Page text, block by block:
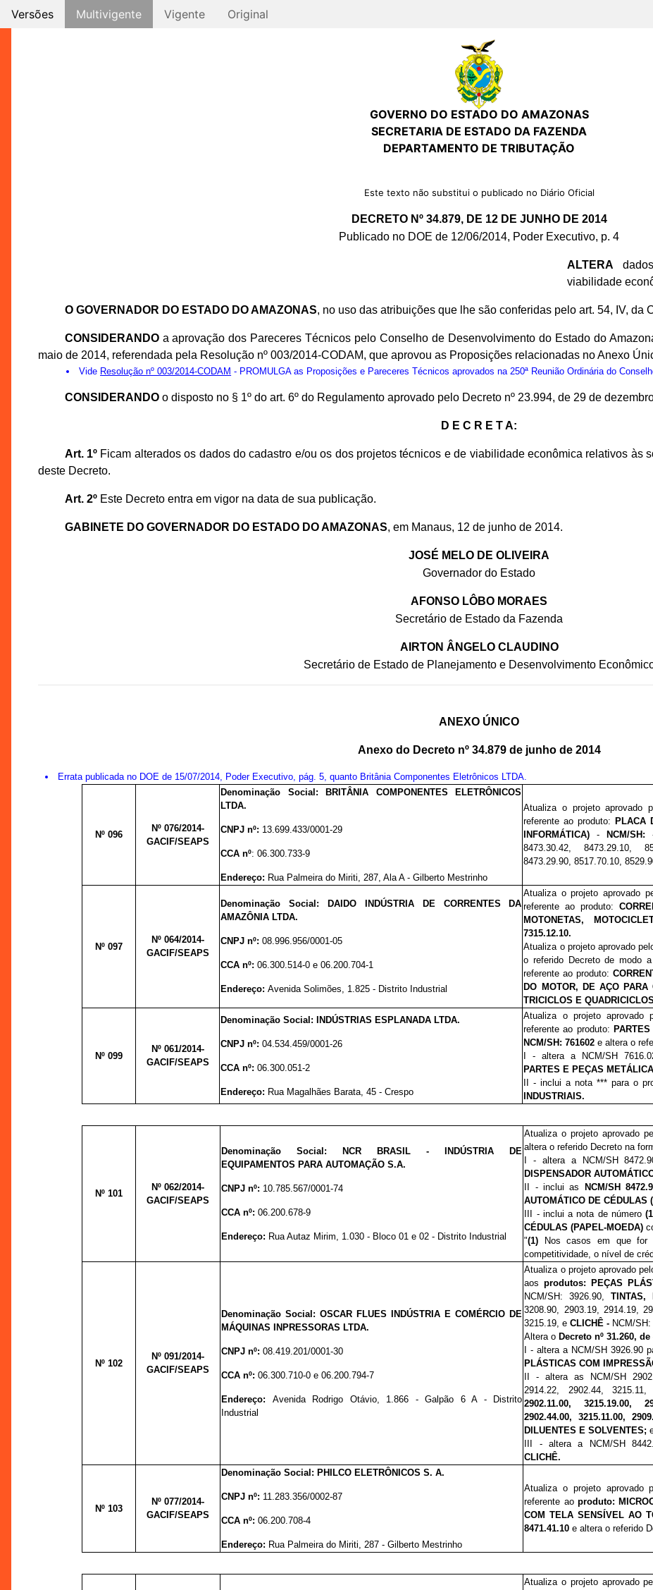
Versões Multivigente Vigente Original
GOVERNO DO ESTADO DO AMAZONAS
SECRETARIA DE ESTADO DA FAZENDA
DEPARTAMENTO DE TRIBUTAÇÃO
Este texto não substitui o publicado no Diário Oficial
DECRETO Nº 34.879, DE 12 DE JUNHO DE 2014
Publicado no DOE de 12/06/2014, Poder Executivo, p. 4
ALTERA
viabilidade
O GOVERNADOR DO ESTADO DO AMAZONAS, no uso das atribuições que lhe são conferidas pelo art. 54, IV, da
CONSIDERANDOa aprovação dos Pareceres Técnicos pelo Conselho de Desenvolvimento do Estado do
maio de 2014, referendada pela Resolução nº 003/2014-CODAM, que aprovou as Proposições relacionadas no Anexo
Vide Resolução nº 003/2014-CODAM - PROMULGA as Proposições e Pareceres Técnicos aprovados na 250ª Reunião Ordinária do
CONSIDERANDOo disposto no § 1º do art. 6º do Regulamento aprovado pelo Decreto nº 23.994, de 29 de
D E C R E T A:
Art. 1ºFicam alterados os dados do cadastro e/ou os dos projetos técnicos e de viabilidade econômica relativos às
deste Decreto.
Art. 2ºEste Decreto entra em vigor na data de sua publicação.
GABINETE DO GOVERNADOR DO ESTADO DO AMAZONAS, em Manaus, 12 de junho de 2014.
JOSÉ MELO DE OLIVEIRA
Governador do Estado
AFONSO LÔBO MORAES
Secretário de Estado da Fazenda
AIRTON ÂNGELO CLAUDINO
Secretário de Estado de Planejamento e Desenvolvimento
ANEXO ÚNICO
Anexo do Decreto nº 34.879 de junho de 2014
Errata publicada no DOE de 15/07/2014, Poder Executivo, pág. 5, quanto Britânia Componentes Eletrônicos LTDA.
Nº 096
Nº 076/2014-
GACIF/SEAPS
Denominação Social:
BRITÂNIA COMPONENTES ELETRÔNICOS
LTDA.
CNPJ nº: 13.699.433/0001-29
CCA nº:06.300.733-9
Endereço: Rua Palmeira do Miriti, 287, Ala A - Gilberto Mestrinho
Atualiza o projeto aprovado
referente ao produto: PLACA
INFORMÁTICA) - NCM/SH:
8473.30.42, 8473.29.10,
8473.29.90, 8517.70.10,
Nº 097
Nº 064/2014-
GACIF/SEAPS
Denominação Social:
DAIDO INDÚSTRIA DE CORRENTES DA
AMAZÔNIA LTDA.
CNPJ nº:08.996.956/0001-05
CCA nº:06.300.514-0 e 06.200.704-1
Endereço:Avenida Solimões, 1.825 - Distrito Industrial
Atualiza o projeto aprovado
referente ao produto:
MOTONETAS,
7315.12.10.
Atualiza o projeto aprovado
o referido Decreto de modo
referente ao produto:
DO MOTOR, DE AÇO PARA
TRICICLOS E
Nº 099
Nº 061/2014-
GACIF/SEAPS
Denominação Social: INDÚSTRIAS ESPLANADA LTDA.
CNPJ nº:04.534.459/0001-26
CCA nº:06.300.051-2
Endereço: Rua Magalhães Barata, 45 - Crespo
Atualiza o projeto aprovado
referente ao produto:
NCM/SH: 761602e altera o
I - altera a NCM/SH
PARTES E PEÇAS
II - inclui a nota *** para o
INDUSTRIAIS.
Nº 101
Nº062/2014-
GACIF/SEAPS
Denominação Social:
NCR BRASIL - INDÚSTRIA DE
EQUIPAMENTOS PARA AUTOMAÇÃO S.A.
CNPJ nº: 10.785.567/0001-74
CCA nº:06.200.678-9
Endereço: Rua Autaz Mirim, 1.030 - Bloco 01 e 02 - Distrito Industrial
Atualiza o projeto aprovado
altera o referido Decreto na
I - altera a NCM/SH
DISPENSADOR
II - inclui as
NCM/SH
AUTOMÁTICO DE CÉDULAS
III - inclui a nota de número
CÉDULAS (PAPEL-MOEDA)
"(1) Nos casos em que for
competitividade, o nível de
Nº 102
Nº 091/2014-
GACIF/SEAPS
Denominação Social:OSCAR FLUES INDÚSTRIA E COMÉRCIO DE
MÁQUINAS INPRESSORAS LTDA.
CNPJ nº:08.419.201/0001-30
CCA nº:06.300.710-0 e 06.200.794-7
Endereço: Avenida Rodrigo Otávio,
1.866 - Galpão 6 A - Distrito
Industrial
Atualiza o projeto aprovado
aos produtos: PEÇAS
NCM/SH: 3926.90,TINTAS,
3208.90, 2903.19, 2914.19,
3215.19, eCLICHÊ - NCM/SH:
Altera o Decreto nº 31.260,
I - altera a NCM/SH 3926.90
PLÁSTICAS COM
II - altera as NCM/SH
2914.22, 2902.44,
2902.11.00, 3215.19.00,
2902.44.00, 3215.11.00,
DILUENTES E SOLVENTES;
III - altera a NCM/SH
CLICHÊ.
Nº 103
Nº 077/2014-
GACIF/SEAPS
Denominação Social: PHILCO ELETRÔNICOS S. A.
CNPJ nº: 11.283.356/0002-87
CCA nº:06.200.708-4
Endereço: Rua Palmeira do Miriti, 287 - Gilberto Mestrinho
Atualiza o projeto aprovado
referente aoproduto:
COM TELA SENSÍVEL AO
8471.41.10e altera o referido
Atualiza o projeto aprovado